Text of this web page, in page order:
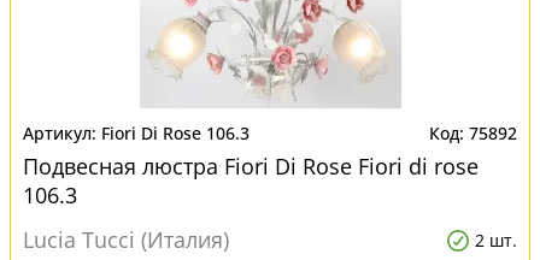
Fiori Di Rose 106.3 75892
Подвесная люстра Fiori Di Rose Fiori di rose
106.3
Lucia Tucci (Италия)
2 шт.